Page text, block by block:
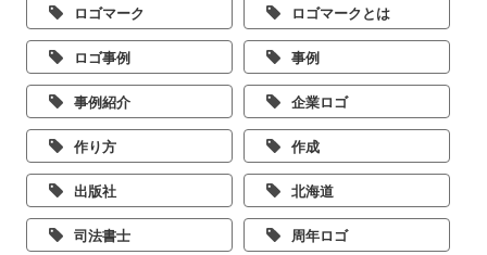
ロゴマーク ロゴマークとは
ロゴ事例 事例
事例紹介 企業ロゴ
作り方 作成
出版社 北海道
司法書士 周年ロゴ